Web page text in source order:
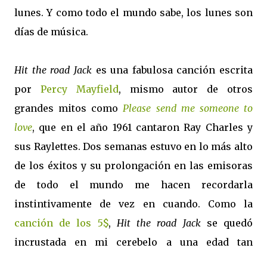
lunes. Y como todo el mundo sabe, los lunes son
días de música.
Hit the road Jackes una fabulosa canción escrita
por Percy Mayfield, mismo autor de otros
grandes mitos comoPlease send me someoneto
love, que en el año 1961 cantaron Ray Charles y
sus Raylettes. Dos semanas estuvo en lo más alto
de los éxitos y su prolongación en las emisoras
de todo el mundo me hacen recordarla
instintivamente de vez en cuando. Como la
canción de los 5$, Hit the road Jackse quedó
incrustada en mi cerebelo a una edad tan